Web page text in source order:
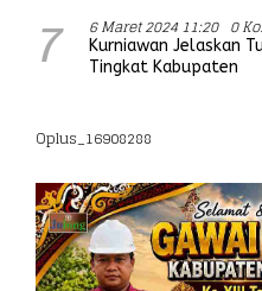
7 6 Maret 2024 11:20 0
Kurniawan Jelaskan
Tingkat Kabupaten
Oplus_16908288